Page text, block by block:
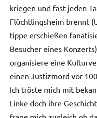
kriegen und fast jeden
Flüchtlingsheim brennt
tippe erschießen
Besucher eines
organisiere eine
einen Justizmord vor
Ich tröste mich mit
Linke doch ihre